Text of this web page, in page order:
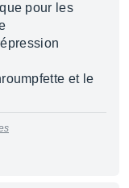
pour les
et le